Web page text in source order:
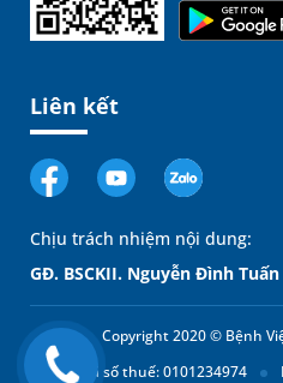
Liên kết
Chịu trách nhiệm nội dung:
GĐ. BSCKII. Nguyễn Đình Tuấn
Copyright 2020 © Bệnh
Mã số thuế: 0101234974